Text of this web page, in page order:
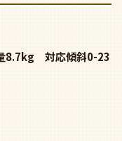
対応傾斜0-23